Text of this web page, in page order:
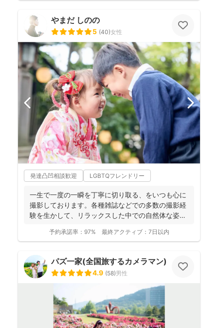
やまだ しのの
5 (40)女性
発達凸凹相談歓迎 LGBTQフレンドリー
一生で一度の一瞬を丁寧に切り取る、をいつも心に
撮影しております。各種雑誌などでの多数の撮影経
験を生かして、リラックスした中での自然体な姿の
予約承諾率： 97% 最終アクティブ： 7日以内
パズ一家(全国旅するカメラマン)
4.9 (58)男性